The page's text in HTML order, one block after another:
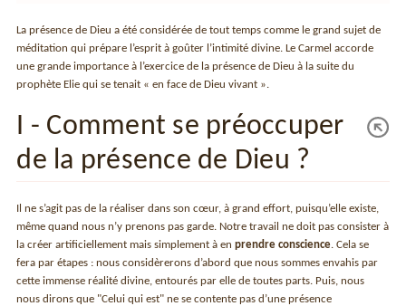
La présence de Dieu a été considérée de tout temps comme le grand sujet de
méditation qui prépare l’esprit à goûter l’intimité divine. Le Carmel accorde
une grande importance à l’exercice de la présence de Dieu à la suite du
prophète Elie qui se tenait « en face de Dieu vivant ».
I - Comment se préoccuper
de la présence de Dieu ?
Il ne s’agit pas de la réaliser dans son cœur, à grand effort, puisqu’elle existe,
même quand nous n’y prenons pas garde. Notre travail ne doit pas consister à
la créer artificiellement mais simplement à enprendre conscience. Cela se
fera par étapes : nous considèrerons d’abord que nous sommes envahis par
cette immense réalité divine, entourés par elle de toutes parts. Puis, nous
nous dirons que "Celui qui est" ne se contente pas d’une présence